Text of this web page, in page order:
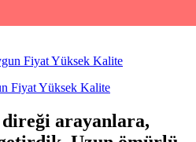
Fiyat Yüksek Kalite
arayanlara,